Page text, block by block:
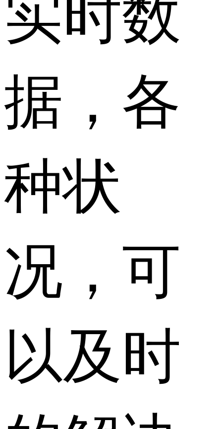
据，各
种状
况，可
以及时